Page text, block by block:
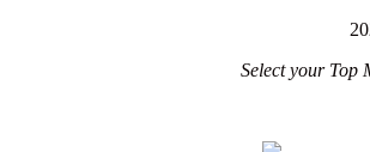
Select your Top